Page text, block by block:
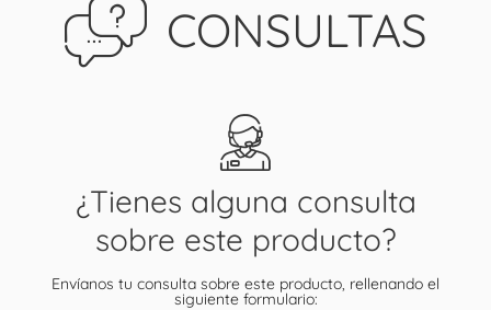
CONSULTAS
¿Tienes alguna consulta
sobre este producto?
Envíanos tu consulta sobre este producto, rellenando el
siguiente formulario: